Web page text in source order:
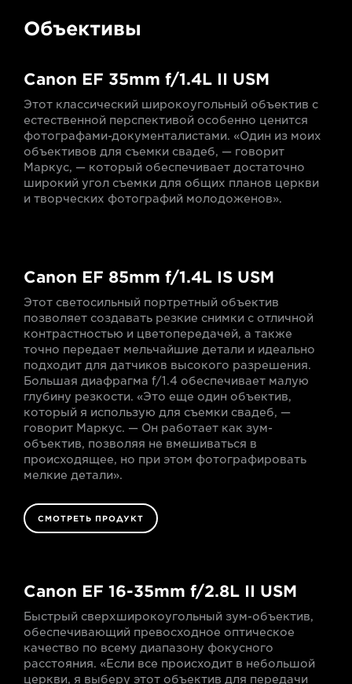
Объективы
Canon EF 35mm f/1.4L II USM
Этот классический широкоугольный объектив с
естественной перспективой особенно ценится
фотографами-документалистами. «Один из моих
объективов для съемки свадеб, — говорит
Маркус, — который обеспечивает достаточно
широкий угол съемки для общих планов церкви
и творческих фотографий молодоженов».
Canon EF 85mm f/1.4L IS USM
Этот светосильный портретный объектив
позволяет создавать резкие снимки с отличной
контрастностью и цветопередачей, а также
точно передает мельчайшие детали и идеально
подходит для датчиков высокого разрешения.
Большая диафрагма f/1.4 обеспечивает малую
глубину резкости. «Это еще один объектив,
который я использую для съемки свадеб, —
говорит Маркус. — Он работает как зум-
объектив, позволяя не вмешиваться в
происходящее, но при этом фотографировать
мелкие детали».
СМОТРЕТЬ ПРОДУКТ
Canon EF 16-35mm f/2.8L II USM
Быстрый сверхширокоугольный зум-объектив,
обеспечивающий превосходное оптическое
качество по всему диапазону фокусного
расстояния. «Если все происходит в небольшой
церкви, я выберу этот объектив для передачи